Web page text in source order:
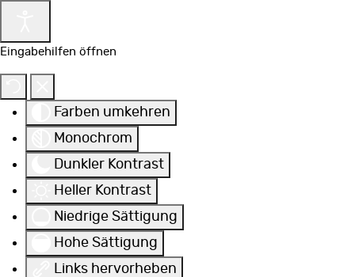
Eingabehilfen öffnen
Farben umkehren
Monochrom
Dunkler Kontrast
Heller Kontrast
Niedrige Sättigung
Hohe Sättigung
Links hervorheben